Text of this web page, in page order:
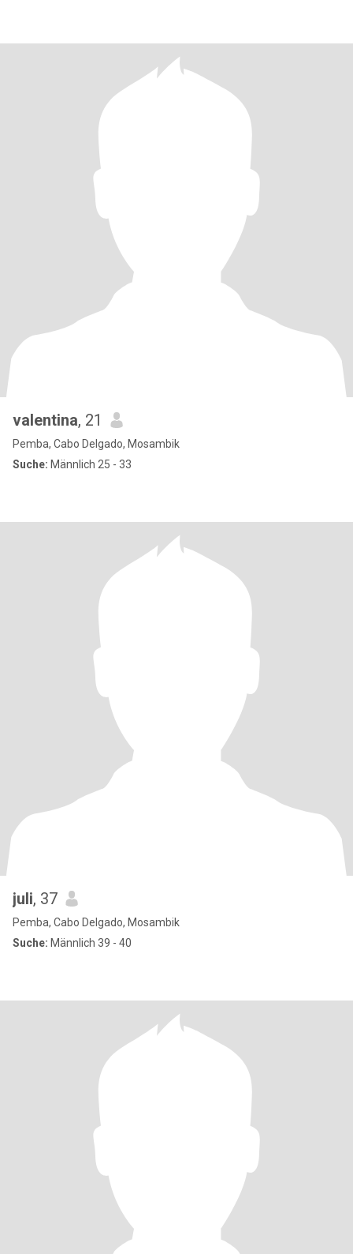
valentina, 21
Pemba, Cabo Delgado, Mosambik
Suche: Männlich 25 - 33
juli, 37
Pemba, Cabo Delgado, Mosambik
Suche: Männlich 39 - 40